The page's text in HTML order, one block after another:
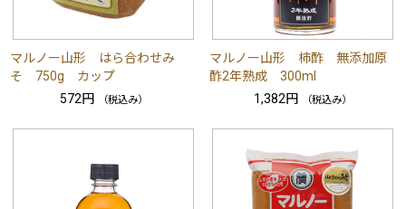
マルノー山形 はら合わせみ
そ 750g カップ
572円
（税込み）
マルノー山形 柿酢 無添加原
酢2年熟成 300ml
1,382円
（税込み）